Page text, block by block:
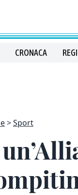
CRONACA
Sport